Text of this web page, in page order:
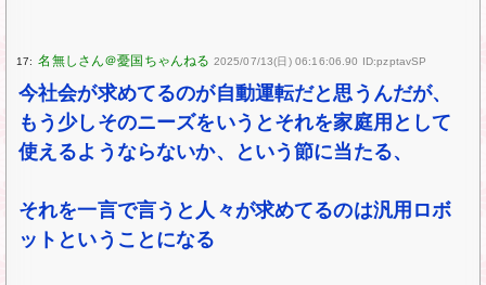
17: 2025/07/13(日) 06:16:06.90 ID:pzptavSP
今社会が求めてるのが自動運転だと思うんだが、
もう少しそのニーズをいうとそれを家庭用として
使えるようならないか、という節に当たる、
それを一言で言うと人々が求めてるのは汎用ロボ
ットということになる